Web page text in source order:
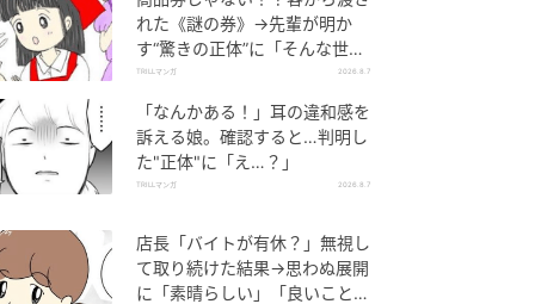
れた《謎の券》→先輩が明か
す“驚きの正体”に「そんな世代
差があるんですね」
TRILLマンガ 2026.8.7
「なんかある！」耳の違和感を
訴える娘。確認すると…判明し
た"正体"に「え…？」
TRILLマンガ 2026.8.7
店長「バイトが有休？」無視し
て取り続けた結果→思わぬ展開
に「素晴らしい」「良いことし